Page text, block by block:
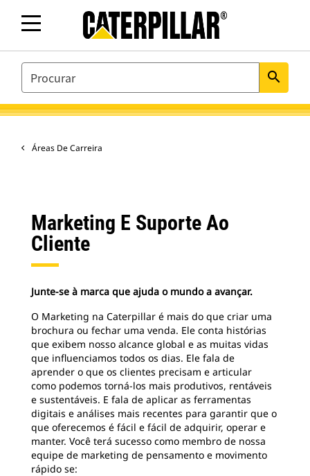
SEARCH search
Áreas De Carreira
Marketing E Suporte Ao
Cliente
Junte-se à marca que ajuda o mundo a avançar.
O Marketing na Caterpillar é mais do que criar uma
brochura ou fechar uma venda. Ele conta histórias
que exibem nosso alcance global e as muitas vidas
que influenciamos todos os dias. Ele fala de
aprender o que os clientes precisam e articular
como podemos torná-los mais produtivos, rentáveis
e sustentáveis. E fala de aplicar as ferramentas
digitais e análises mais recentes para garantir que o
que oferecemos é fácil e fácil de adquirir, operar e
manter. Você terá sucesso como membro de nossa
equipe de marketing de pensamento e movimento
rápido se: